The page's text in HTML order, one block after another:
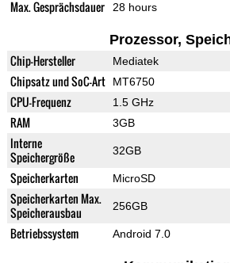
Max. Gesprächsdauer 28 hours
Prozessor,
Chip-Hersteller Mediatek
Chipsatz und SoC-Art MT6750
CPU-Frequenz 1.5 GHz
RAM 3GB
Interne
Speichergröße
32GB
Speicherkarten MicroSD
Speicherkarten Max.
Speicherausbau
256GB
Betriebssystem Android 7.0